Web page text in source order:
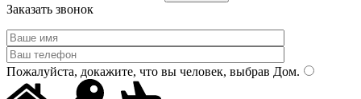
Заказать звонок
Пожалуйста, докажите, что вы человек, выбрав Дом.